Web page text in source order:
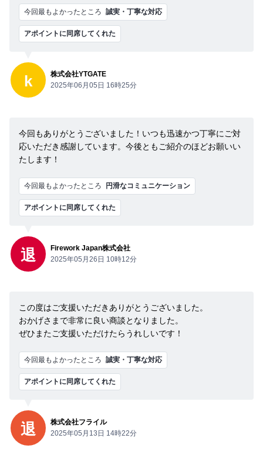
今回最もよかったところ 誠実・丁寧な対応
アポイントに同席してくれた
k
株式会社YTGATE
2025年06月05日 16時25分
今回もありがとうございました！いつも迅速かつ丁寧にご対
応いただき感謝しています。今後ともご紹介のほどお願いい
たします！
今回最もよかったところ 円滑なコミュニケーション
アポイントに同席してくれた
退
Firework Japan株式会社
2025年05月26日 10時12分
この度はご支援いただきありがとうございました。
おかげさまで非常に良い商談となりました。
ぜひまたご支援いただけたらうれしいです！
今回最もよかったところ 誠実・丁寧な対応
アポイントに同席してくれた
退
株式会社フライル
2025年05月13日 14時22分